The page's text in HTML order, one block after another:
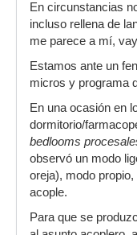
En circunstancias
incluso rellena de
me parece a mí,
Estamos ante un
micros y programa
En una ocasión en
dormitorio/
bedlooms
observó un modo
oreja), modo
acople.
Para que se